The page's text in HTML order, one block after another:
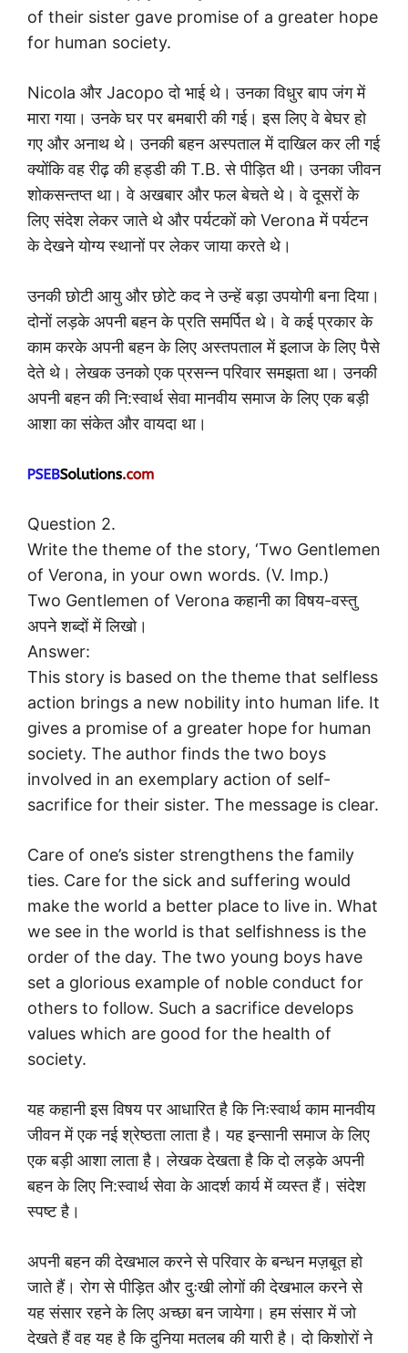
of their sister gave promise of a greater hope
for human society.
Nicola और Jacopo दो भाई थे। उनका विधुर बाप जंग में
मारा गया। उनके घर पर बमबारी की गई। इस लिए वे बेघर हो
गए और अनाथ थे। उनकी बहन अस्पताल में दाखिल कर ली गई
क्योंकि वह रीढ़ की हड्डी की T.B. से पीड़ित थी। उनका जीवन
शोकसन्तप्त था। वे अखबार और फल बेचते थे। वे दूसरों के
लिए संदेश लेकर जाते थे और पर्यटकों को Verona में पर्यटन
के देखने योग्य स्थानों पर लेकर जाया करते थे।
उनकी छोटी आयु और छोटे कद ने उन्हें बड़ा उपयोगी बना दिया।
दोनों लड़के अपनी बहन के प्रति समर्पित थे। वे कई प्रकार के
काम करके अपनी बहन के लिए अस्तपताल में इलाज के लिए पैसे
देते थे। लेखक उनको एक प्रसन्न परिवार समझता था। उनकी
अपनी बहन की नि:स्वार्थ सेवा मानवीय समाज के लिए एक बड़ी
आशा का संकेत और वायदा था।
Question 2.
Write the theme of the story, ‘Two Gentlemen
of Verona, in your own words. (V. Imp.)
Two Gentlemen of Verona कहानी का विषय-वस्तु
अपने शब्दों में लिखो।
Answer:
This story is based on the theme that selfless
action brings a new nobility into human life. It
gives a promise of a greater hope for human
society. The author finds the two boys
involved in an exemplary action of self-
sacrifice for their sister. The message is clear.
Care of one’s sister strengthens the family
ties. Care for the sick and suffering would
make the world a better place to live in. What
we see in the world is that selfishness is the
order of the day. The two young boys have
set a glorious example of noble conduct for
others to follow. Such a sacrifice develops
values which are good for the health of
society.
यह कहानी इस विषय पर आधारित है कि निःस्वार्थ काम मानवीय
जीवन में एक नई श्रेष्ठता लाता है। यह इन्सानी समाज के लिए
एक बड़ी आशा लाता है। लेखक देखता है कि दो लड़के अपनी
बहन के लिए नि:स्वार्थ सेवा के आदर्श कार्य में व्यस्त हैं। संदेश
स्पष्ट है।
अपनी बहन की देखभाल करने से परिवार के बन्धन मज़बूत हो
जाते हैं। रोग से पीड़ित और दुःखी लोगों की देखभाल करने से
यह संसार रहने के लिए अच्छा बन जायेगा। हम संसार में जो
देखते हैं वह यह है कि दुनिया मतलब की यारी है। दो किशोरों ने